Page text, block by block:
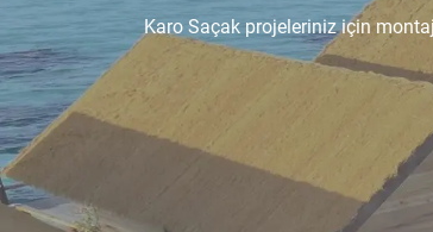
Karo Saçak projeleriniz için